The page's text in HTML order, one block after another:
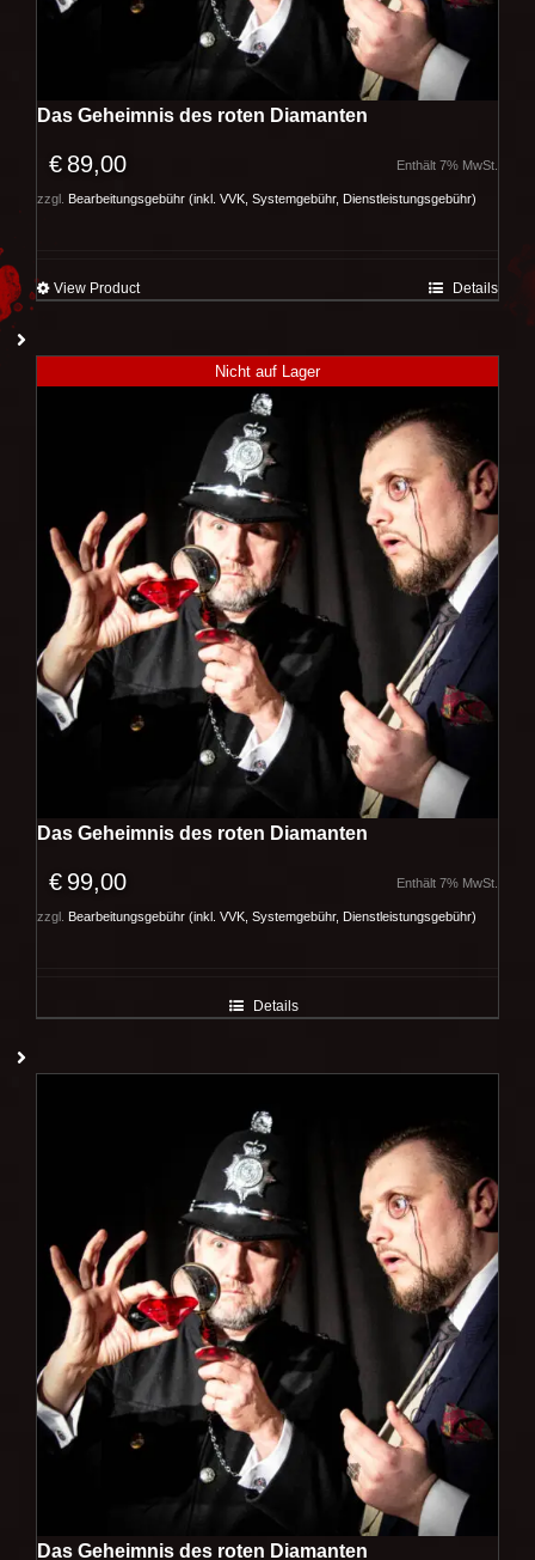
Das Geheimnis des roten Diamanten
€ 89,00 Enthält 7% MwSt.
zzgl. Bearbeitungsgebühr (inkl. VVK, Systemgebühr, Dienstleistungsgebühr)
View Product Details
Nicht auf Lager
Das Geheimnis des roten Diamanten
€ 99,00 Enthält 7% MwSt.
zzgl. Bearbeitungsgebühr (inkl. VVK, Systemgebühr, Dienstleistungsgebühr)
Details
Das Geheimnis des roten Diamanten